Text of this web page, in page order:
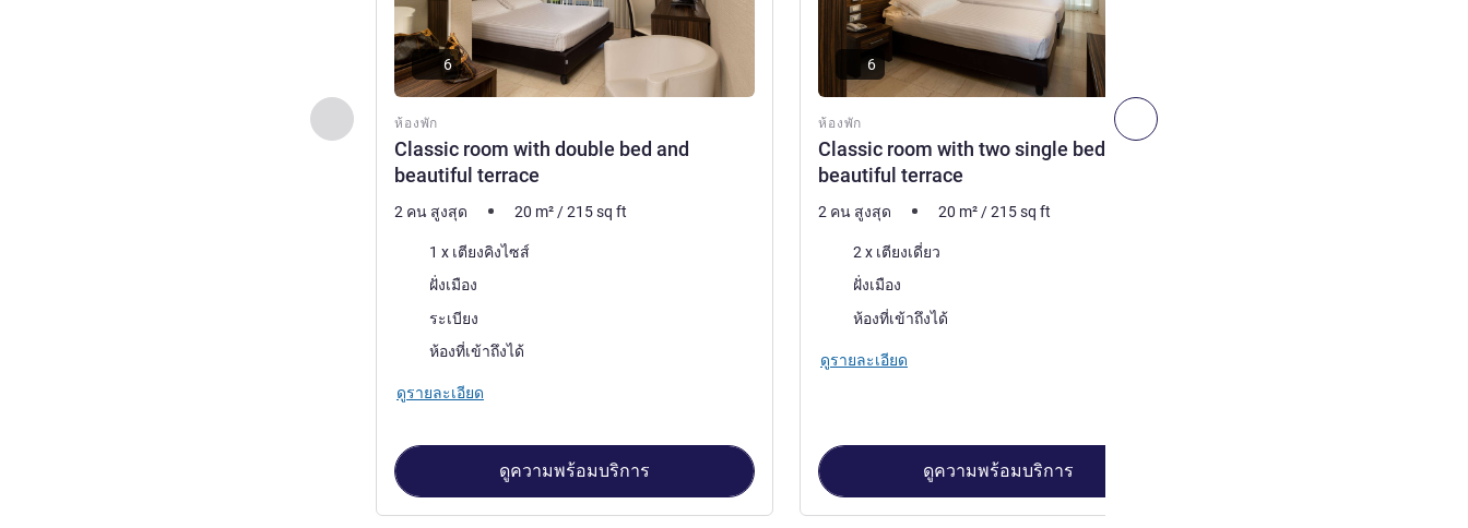
ก่อนหน้า - ห้องพัก ถัดไป - ห้องพัก
ห้องพัก
Classic room with double bed and
beautiful terrace
6
2 คน สูงสุด 20 m² /215sq ft
เครื่องนอน
1 x เตียงคิงไซส์
ฝั่งเมือง
โรงแรมที่มีห้องพักมากที่สุด:
ระเบียง
ห้องที่เข้าถึงได้
ดูรายละเอียด
ดูความพร้อมบริการ
ห้องพัก
Classic room with two single beds and
beautiful terrace
6
2 คน สูงสุด 20 m² /215sq ft
เครื่องนอน
2 x เตียงเดี่ยว
ฝั่งเมือง
ห้องที่เข้าถึงได้
ดูรายละเอียด
ดูความพร้อมบริการ